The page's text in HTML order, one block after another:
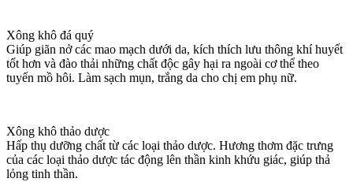
Xông khô đá quý
Giúp giãn nở các mao mạch dưới da, kích thích lưu thông khí huyết
tốt hơn và đào thải những chất độc gây hại ra ngoài cơ thể theo
tuyến mồ hôi. Làm sạch mụn, trắng da cho chị em phụ nữ.
Xông khô thảo dược
Hấp thụ dưỡng chất từ các loại thảo dược. Hương thơm đặc trưng
của các loại thảo dược tác động lên thần kinh khứu giác, giúp thả
lỏng tinh thần.